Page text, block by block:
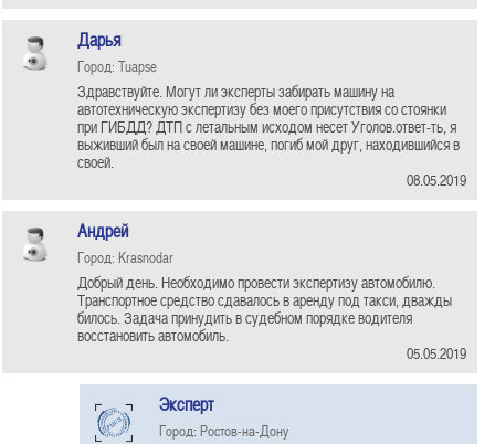
Дарья
Город: Tuapse
Здравствуйте. Могут ли эксперты забирать машину на
автотехническую экспертизу без моего присутствия со стоянки
при ГИБДД? ДТП с летальным исходом несет Уголов.ответ-ть, я
выживший был на своей машине, погиб мой друг, находившийся в
своей.
08.05.2019
Андрей
Город: Krasnodar
Добрый день. Необходимо провести экспертизу автомобилю.
Транспортное средство сдавалось в аренду под такси, дважды
билось. Задача принудить в судебном порядке водителя
восстановить автомобиль.
05.05.2019
Эксперт
Город: Ростов-на-Дону